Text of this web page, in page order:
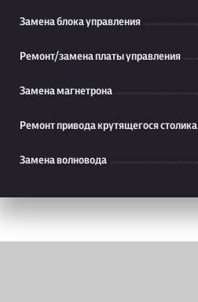
Замена блока управления
Ремонт/замена платы управления
Замена магнетрона
Ремонт привода крутящегося столика
Замена волновода